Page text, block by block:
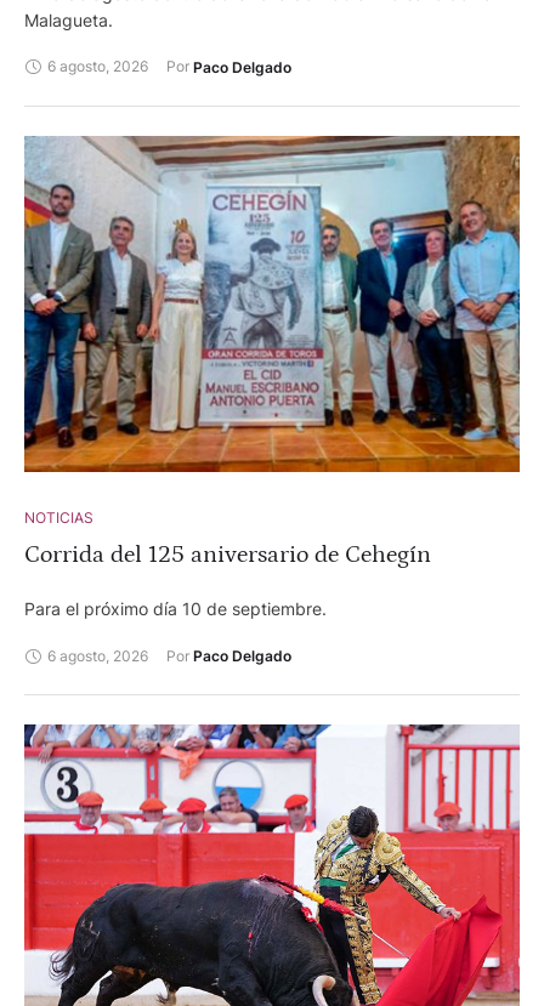
Malagueta.
6 agosto, 2026 Por Paco Delgado
NOTICIAS
Corrida del 125 aniversario de Cehegín
Para el próximo día 10 de septiembre.
6 agosto, 2026 Por Paco Delgado